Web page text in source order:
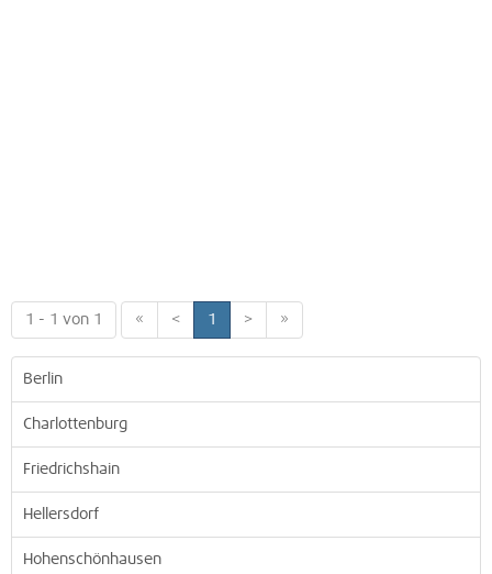
1 - 1 von 1 « < 1 > »
Berlin
Charlottenburg
Friedrichshain
Hellersdorf
Hohenschönhausen